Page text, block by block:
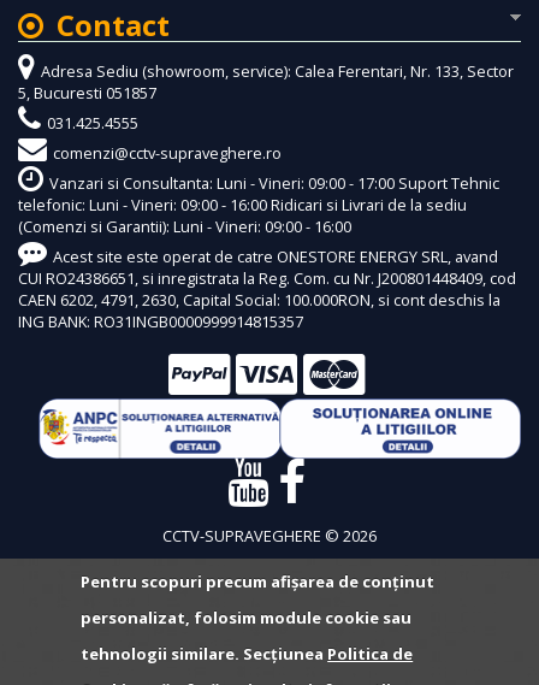
Contact
Adresa Sediu (showroom, service): Calea Ferentari, Nr. 133, Sector
5, Bucuresti 051857
031.425.4555
comenzi@cctv-supraveghere.ro
Vanzari si Consultanta: Luni - Vineri: 09:00 - 17:00 Suport Tehnic
telefonic: Luni - Vineri: 09:00 - 16:00 Ridicari si Livrari de la sediu
(Comenzi si Garantii): Luni - Vineri: 09:00 - 16:00
Acest site este operat de catre ONESTORE ENERGY SRL, avand
CUI RO24386651, si inregistrata la Reg. Com. cu Nr. J200801448409, cod
CAEN 6202, 4791, 2630, Capital Social: 100.000RON, si cont deschis la
ING BANK: RO31INGB0000999914815357
CCTV-SUPRAVEGHERE © 2026
Pentru scopuri precum afișarea de conținut
personalizat, folosim module cookie sau
tehnologii similare. Secțiunea Politica de